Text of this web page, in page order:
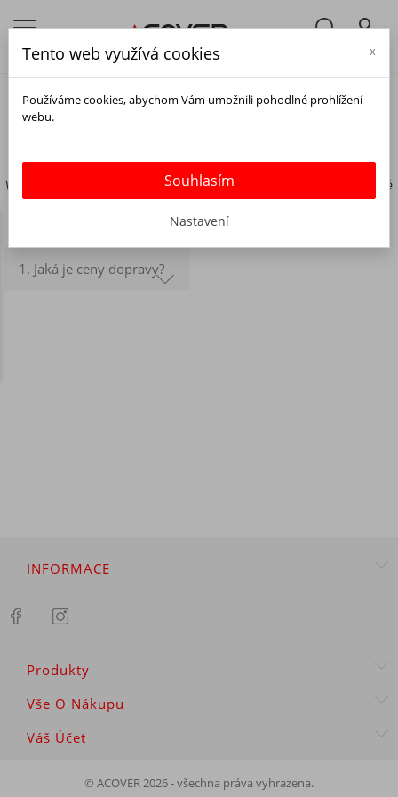
V této sekci naleznete odpovědi na často kladené
otázky.
1. Jaká je ceny dopravy?
INFORMACE
Produkty
Vše O Nákupu
Váš Účet
© ACOVER 2026 - všechna práva vyhrazena.
Tento web využívá cookies x
Používáme cookies, abychom Vám umožnili pohodlné prohlížení
webu.
Souhlasím
Nastavení